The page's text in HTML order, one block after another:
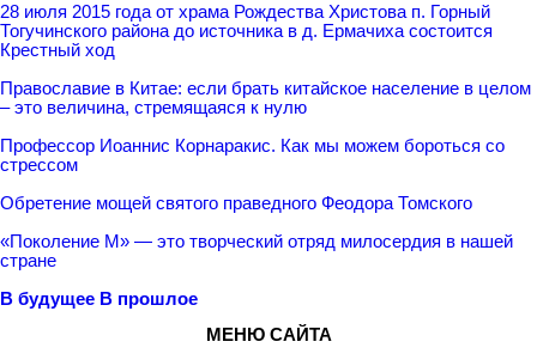
28 июля 2015 года от храма Рождества Христова п. Горный
Тогучинского района до источника в д. Ермачиха состоится
Крестный ход
Православие в Китае: если брать китайское население в целом
– это величина, стремящаяся к нулю
Профессор Иоаннис Корнаракис. Как мы можем бороться со
стрессом
Обретение мощей святого праведного Феодора Томского
«Поколение М» — это творческий отряд милосердия в нашей
стране
В будущее В прошлое
МЕНЮ САЙТА